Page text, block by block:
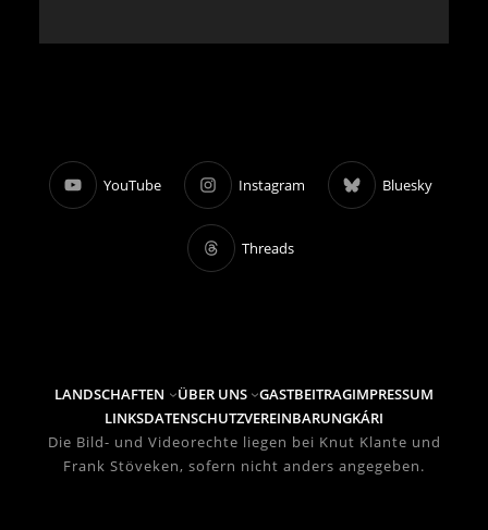
YouTube Instagram Bluesky
Threads
LANDSCHAFTEN ÜBER UNS GASTBEITRAGIMPRESSUM
LINKSDATENSCHUTZVEREINBARUNGKÁRI
Die Bild- und Videorechte liegen bei Knut Klante und
Frank Stöveken, sofern nicht anders angegeben.